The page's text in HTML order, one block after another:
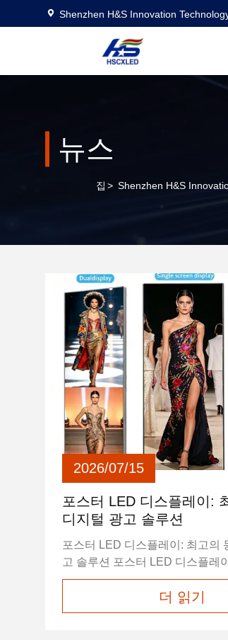
Shenzhen H&S Innovation
뉴스
집 > Shenzhen H&S
2026/07/15
포스터 LED 디스플레이:
디지털 광고 솔루션
포스터 LED 디스플레이: 최고의
고 솔루션 포스터 LED 디스플레
Display)는 낡은 기존 종이 포스
을 대체하기 위해 특별히 제작된
운 고화질 수직형 디지털 사이니
더 읽기